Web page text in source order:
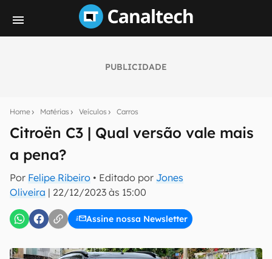
PUBLICIDADE
Home Matérias Veículos Carros
Citroën C3 | Qual versão vale mais
a pena?
Por Felipe Ribeiro • Editado por Jones
Oliveira | 22/12/2023 às 15:00
Assine nossa Newsletter
notícias e reviews sobre tecnologia em primeira
mão.
E-mail
Uso e Política de Privacidade do Canaltech.